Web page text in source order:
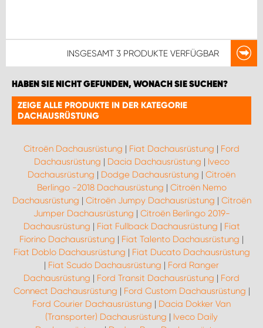
INSGESAMT 3 PRODUKTE VERFÜGBAR
HABEN SIE NICHT GEFUNDEN, WONACH SIE SUCHEN?
ZEIGE ALLE PRODUKTE IN DER KATEGORIE
DACHAUSRÜSTUNG
Citroën Dachausrüstung | Fiat Dachausrüstung | Ford
Dachausrüstung | Dacia Dachausrüstung | Iveco
Dachausrüstung | Dodge Dachausrüstung | Citroën
Berlingo -2018 Dachausrüstung | Citroën Nemo
Dachausrüstung | Citroën Jumpy Dachausrüstung | Citroën
Jumper Dachausrüstung | Citroën Berlingo 2019-
Dachausrüstung | Fiat Fullback Dachausrüstung | Fiat
Fiorino Dachausrüstung | Fiat Talento Dachausrüstung |
Fiat Doblo Dachausrüstung | Fiat Ducato Dachausrüstung
| Fiat Scudo Dachausrüstung | Ford Ranger
Dachausrüstung | Ford Transit Dachausrüstung | Ford
Connect Dachausrüstung | Ford Custom Dachausrüstung |
Ford Courier Dachausrüstung | Dacia Dokker Van
(Transporter) Dachausrüstung | Iveco Daily